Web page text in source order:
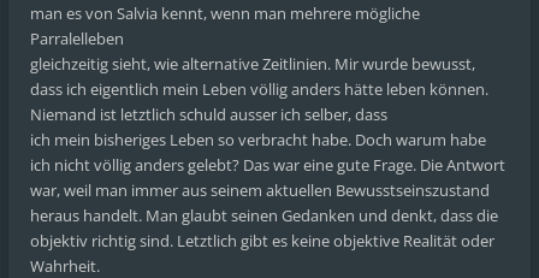
man es von Salvia kennt, wenn man mehrere mögliche
Parralelleben
gleichzeitig sieht, wie alternative Zeitlinien. Mir wurde bewusst,
dass ich eigentlich mein Leben völlig anders hätte leben können.
Niemand ist letztlich schuld ausser ich selber, dass
ich mein bisheriges Leben so verbracht habe. Doch warum habe
ich nicht völlig anders gelebt? Das war eine gute Frage. Die Antwort
war, weil man immer aus seinem aktuellen Bewusstseinszustand
heraus handelt. Man glaubt seinen Gedanken und denkt, dass die
objektiv richtig sind. Letztlich gibt es keine objektive Realität oder
Wahrheit.